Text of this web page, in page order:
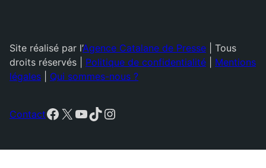
Site réalisé par l’Agence Catalane de Presse | Tous
droits réservés | Politique de confidentialité
Mentions
légales
Qui sommes-nous ?
ContactFacebook
X YouTube
TikTok
Instagram